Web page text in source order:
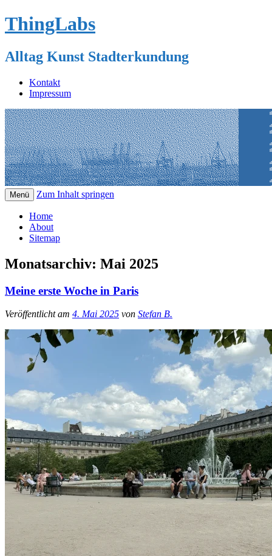
ThingLabs
Alltag Kunst Stadterkundung
Kontakt
Impressum
Menü Zum Inhalt springen
Home
About
Sitemap
Monatsarchiv: Mai 2025
Meine erste Woche in Paris
Veröffentlicht am 4. Mai 2025 von Stefan B.